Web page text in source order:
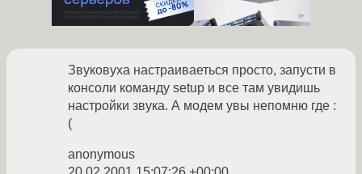
Звуковуха настраиваеться просто, запусти в
консоли команду setup и все там увидишь
настройки звука. А модем увы непомню где :
(
anonymous